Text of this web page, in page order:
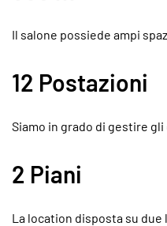
Il salone possiede ampi
12 Postazioni
Siamo in grado di gestire
2 Piani
La location disposta su due